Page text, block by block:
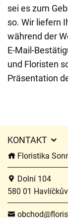
sei es zum
so. Wir liefern
während der
E-Mail-
und Floristen
Präsentation
KONTAKT
Floristika
Dolní 104
580 01